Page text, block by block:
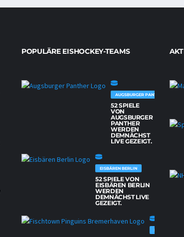
POPULÄRE EISHOCKEY-TEAMS
AUGSBURGER PANTHER
52 SPIELE
VON
AUGSBURGER
PANTHER
WERDEN
DEMNÄCHST
LIVE GEZEIGT.
EISBÄREN BERLIN
52 SPIELE VON
EISBÄREN BERLIN
WERDEN
DEMNÄCHST LIVE
GEZEIGT.
FISCHTOWN